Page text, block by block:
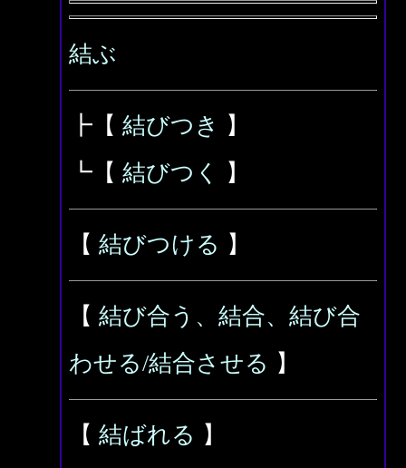
結ぶ
┣【 結びつき
】
┗【 結びつく 】
【 結びつける 】
【 結び合う、結合、結び合
わせる/結合させる 】
【 結ばれる 】